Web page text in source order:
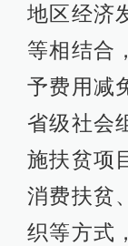
地区经济
等相结合
予费用减
省级社会
施扶贫项
消费扶贫
织等方式